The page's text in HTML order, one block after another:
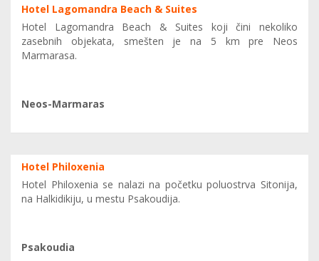
Hotel Lagomandra Beach & Suites
Hotel Lagomandra Beach & Suites koji čini nekoliko
zasebnih objekata, smešten je na 5 km pre Neos
Marmarasa.
Neos-Marmaras
Hotel Philoxenia
Hotel Philoxenia se nalazi na početku poluostrva Sitonija,
na Halkidikiju, u mestu Psakoudija.
Psakoudia